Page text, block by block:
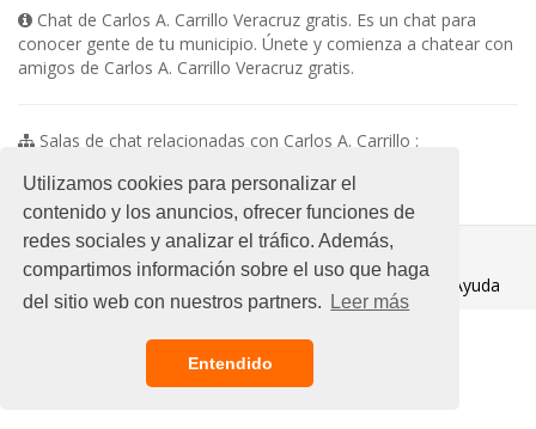
Utilizamos cookies para personalizar el
contenido y los anuncios, ofrecer funciones de
redes sociales y analizar el tráfico. Además,
compartimos información sobre el uso que haga
del sitio web con nuestros partners.
Leer más
Entendido
Chat de Carlos A. Carrillo Veracruz gratis. Es un chat para
conocer gente de tu municipio. Únete y comienza a chatear con
amigos de Carlos A. Carrillo Veracruz gratis.
Salas de chat relacionadas con Carlos A. Carrillo :
No existen subsalas en esta categoria
© 2021 Chat Gratis
Aviso legal
Ayuda